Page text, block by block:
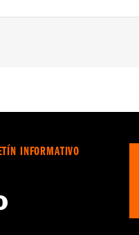
información
INFORMATIVO